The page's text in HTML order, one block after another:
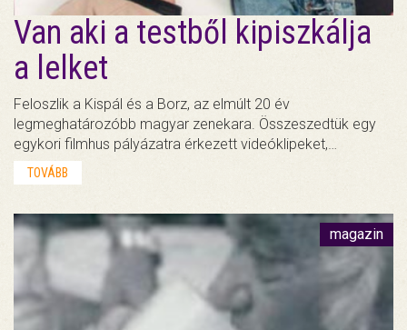
Van aki a testből kipiszkálja
a lelket
Feloszlik a Kispál és a Borz, az elmúlt 20 év
legmeghatározóbb magyar zenekara. Összeszedtük egy
egykori filmhus pályázatra érkezett videóklipeket,…
TOVÁBB
magazin